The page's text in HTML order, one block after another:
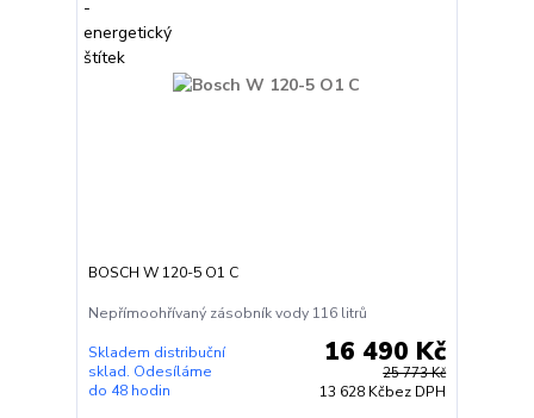
BOSCH W 120-5 O1 C
Nepřímoohřívaný zásobník vody 116 litrů
25 773 Kč
16 490 Kč
13 628 Kčbez DPH
Skladem distribuční
sklad. Odesíláme
do 48 hodin